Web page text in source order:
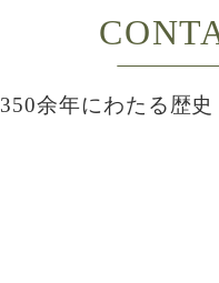
350余年にわたる歴